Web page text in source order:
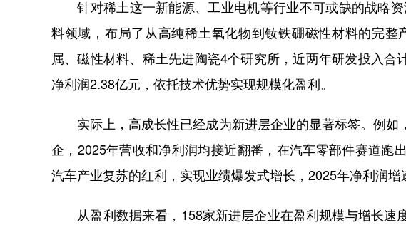
针对稀土这一新能源、工业电机等行业不可或缺的战略资
料领域，布局了从高纯稀土氧化物到钕铁硼磁性材料的完
属、磁性材料、稀土先进陶瓷4个研究所，近两年研发投入合
净利润2.38亿元，依托技术优势实现规模化盈利。
实际上，高成长性已经成为新进层企业的显著标签。例如
企，2025年营收和净利润均接近翻番，在汽车零部件赛道跑
汽车产业复苏的红利，实现业绩爆发式增长，2025年净利润增
从盈利数据来看，158家新进层企业在盈利规模与增长速